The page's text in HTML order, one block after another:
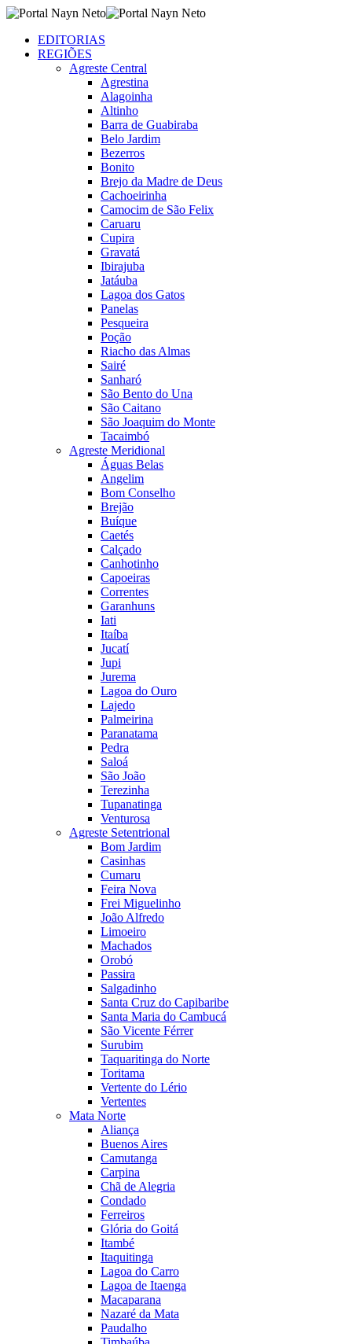
EDITORIAS
REGIÕES
Agreste Central
Agrestina
Alagoinha
Altinho
Barra de Guabiraba
Belo Jardim
Bezerros
Bonito
Brejo da Madre de Deus
Cachoeirinha
Camocim de São Felix
Caruaru
Cupira
Gravatá
Ibirajuba
Jatáuba
Lagoa dos Gatos
Panelas
Pesqueira
Poção
Riacho das Almas
Sairé
Sanharó
São Bento do Una
São Caitano
São Joaquim do Monte
Tacaimbó
Agreste Meridional
Águas Belas
Angelim
Bom Conselho
Brejão
Buíque
Caetés
Calçado
Canhotinho
Capoeiras
Correntes
Garanhuns
Iati
Itaíba
Jucatí
Jupi
Jurema
Lagoa do Ouro
Lajedo
Palmeirina
Paranatama
Pedra
Saloá
São João
Terezinha
Tupanatinga
Venturosa
Agreste Setentrional
Bom Jardim
Casinhas
Cumaru
Feira Nova
Frei Miguelinho
João Alfredo
Limoeiro
Machados
Orobó
Passira
Salgadinho
Santa Cruz do Capibaribe
Santa Maria do Cambucá
São Vicente Férrer
Surubim
Taquaritinga do Norte
Toritama
Vertente do Lério
Vertentes
Mata Norte
Aliança
Buenos Aires
Camutanga
Carpina
Chã de Alegria
Condado
Ferreiros
Glória do Goitá
Itambé
Itaquitinga
Lagoa do Carro
Lagoa de Itaenga
Macaparana
Nazaré da Mata
Paudalho